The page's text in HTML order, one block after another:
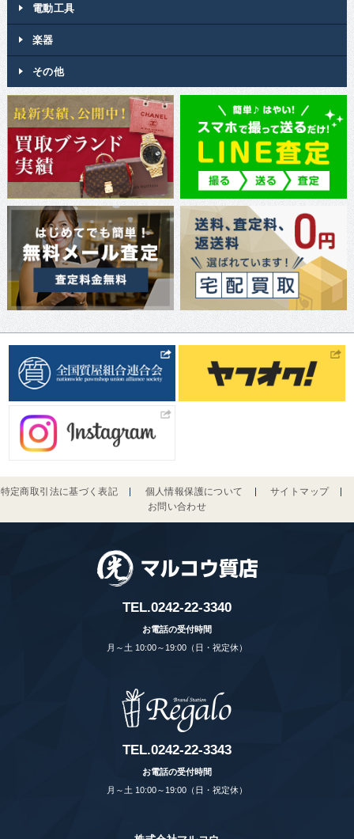
電動工具
楽器
その他
特定商取引法に基づく表記 個人情報保護について
サイトマップ
お問い合わせ
TEL.0242-22-3340
お電話の受付時間
月～土 10:00～19:00（日・祝定休）
TEL.0242-22-3343
お電話の受付時間
月～土 10:00～19:00（日・祝定休）